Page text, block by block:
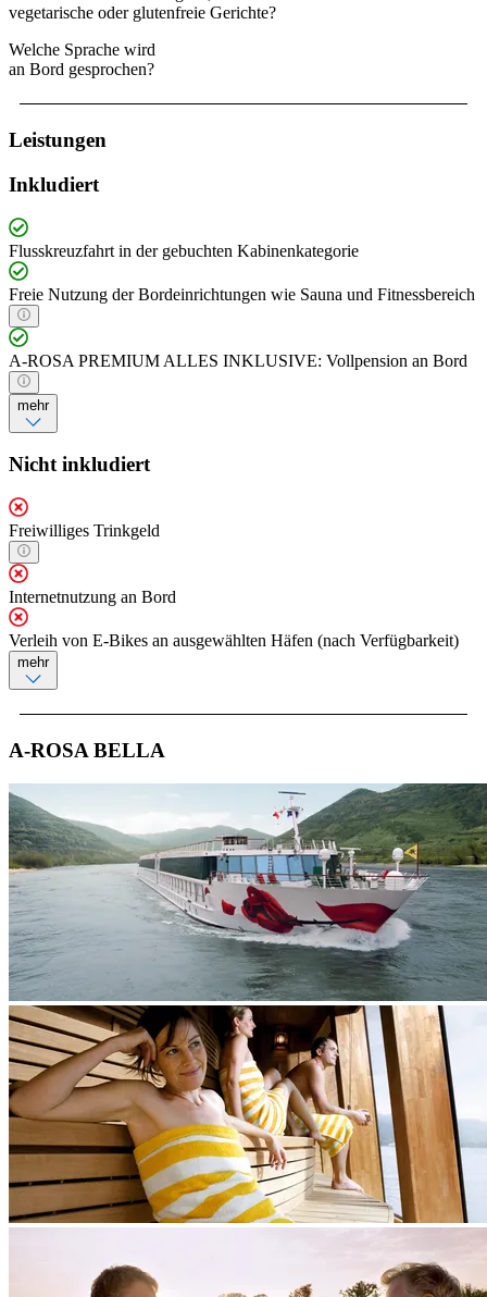
vegetarische oder glutenfreie Gerichte?
Welche Sprache wird
an Bord gesprochen?
Leistungen
Inkludiert
Flusskreuzfahrt in der gebuchten Kabinenkategorie
Freie Nutzung der Bordeinrichtungen wie Sauna und Fitnessbereich
A-ROSA PREMIUM ALLES INKLUSIVE: Vollpension an Bord
mehr
Nicht inkludiert
Freiwilliges Trinkgeld
Internetnutzung an Bord
Verleih von E-Bikes an ausgewählten Häfen (nach Verfügbarkeit)
mehr
A-ROSA BELLA